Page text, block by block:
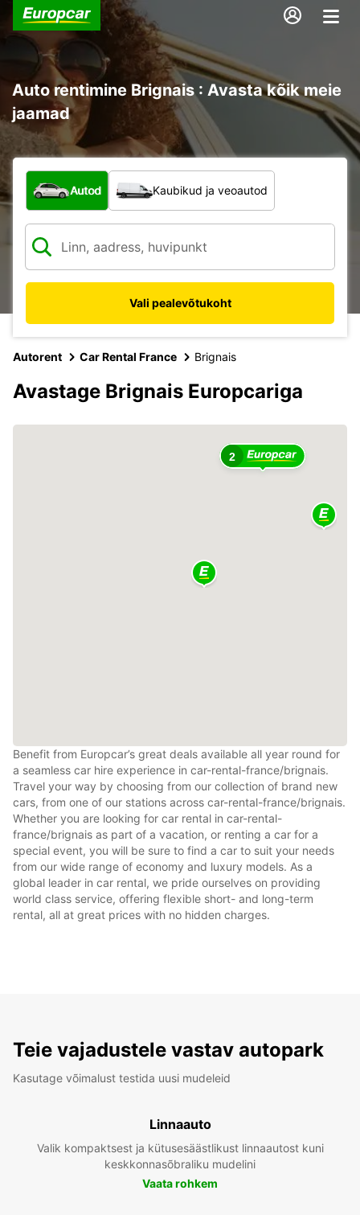
Auto rentimine Brignais : Avasta kõik meie
jaamad
Mis tüüpi sõiduk?
Autod Kaubikud ja veoautod
Vali pealevõtukoht
Autorent Car Rental France Brignais
Avastage Brignais Europcariga
2
Benefit from Europcar’s great deals available all year round for
a seamless car hire experience in car-rental-france/brignais.
Travel your way by choosing from our collection of brand new
cars, from one of our stations across car-rental-france/brignais.
Whether you are looking for car rental in car-rental-
france/brignais as part of a vacation, or renting a car for a
special event, you will be sure to find a car to suit your needs
from our wide range of economy and luxury models. As a
global leader in car rental, we pride ourselves on providing
world class service, offering flexible short- and long-term
rental, all at great prices with no hidden charges.
Teie vajadustele vastav autopark
Kasutage võimalust testida uusi mudeleid
Linnaauto
Valik kompaktsest ja kütusesäästlikust linnaautost kuni
keskkonnasõbraliku mudelini
Vaata rohkem